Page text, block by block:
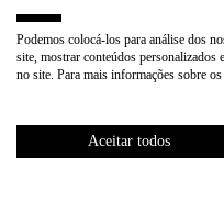
Membro de:
Podemos colocá-los para análise dos
site, mostrar conteúdos personalizados
no site. Para mais informações sobre
Aceitar todos